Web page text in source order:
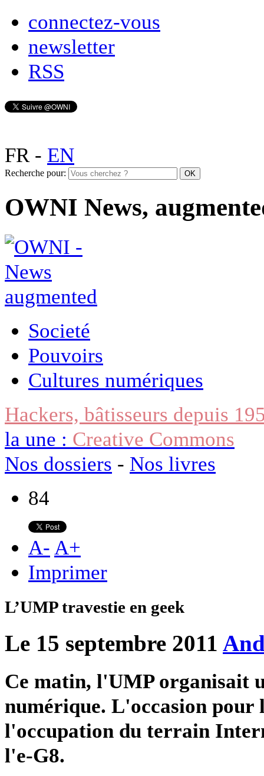
connectez-vous
newsletter
RSS
FR- EN
Recherche pour:
OWNI News,
Societé
Pouvoirs
Cultures numériques
Hackers, bâtisseurs depuis
la une : Creative Commons
Nos dossiers - Nos livres
84
A- A+
Imprimer
L’UMP travestie en geek
Le 15 septembre 2011
Ce matin, l'UMP organisait
numérique. L'occasion
l'occupation du terrain
l'e-G8.